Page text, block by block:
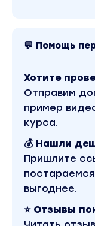
💬 Помощь
Хотите
Отправим
пример
курса.
💰 Нашли
Пришлите
выгоднее.
⭐ Отзывы